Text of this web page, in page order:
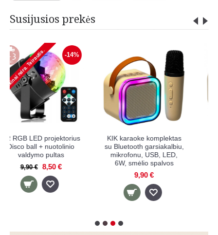
Susijusios prekės
KIK karaoke komplektas
su Bluetooth garsiakalbiu,
mikrofonu, USB, LED,
6W, smėlio spalvos
9,90 €
KIK karaoke komplektas
su XL Bluetooth
garsiakalbiu, 2
mikrofonais, USB, LED,
10W, smėlio spalvos
21,90 €